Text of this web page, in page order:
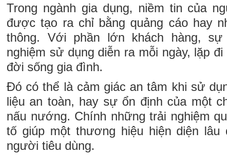
Trong ngành gia dụng, niềm tin của
được tạo ra chỉ bằng quảng cáo hay
thông. Với phần lớn khách hàng,
nghiệm sử dụng diễn ra mỗi ngày, lặp
đời sống gia đình.
Đó có thể là cảm giác an tâm khi sử
liệu an toàn, hay sự ổn định của một
nấu nướng. Chính những trải nghiệm
tố giúp một thương hiệu hiện diện lâu
người tiêu dùng.